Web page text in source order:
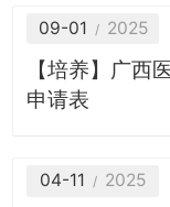
09-01 2025
【培养】广西
申请表
04-11 2025